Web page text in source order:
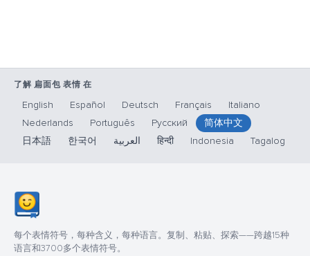
了解 扁面包 表情 在
English Español Deutsch Français
Italiano
Nederlands
Português Русский
简体中文
日本語
한국어 العربية हिन्दी Indonesia Tagalog
每个表情符号，每种含义，每种语言。复制、粘贴、探索——跨越15种
语言和3700多个表情符号。